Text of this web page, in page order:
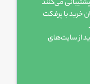
می‌کنند
خرید با پرفکت
از سایت‌های